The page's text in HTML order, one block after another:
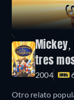
Mickey,
tres
2004
Otro relato